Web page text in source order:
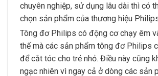
chuyên nghiệp, sử dụng lâu dài thì có
chọn sản phẩm của thương hiệu
Tông đơ Philips có động cơ chạy êm
thế mà các sản phẩm tông đơ Philips
để cắt tóc cho trẻ nhỏ. Điều này cũng
ngạc nhiên vì ngay cả ở dòng các sản